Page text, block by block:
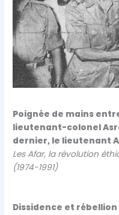
Poignée de mains
lieutenant-colonel
dernier, le lieutenant
Les Afar, la révolution
(1974-1991)
Dissidence et